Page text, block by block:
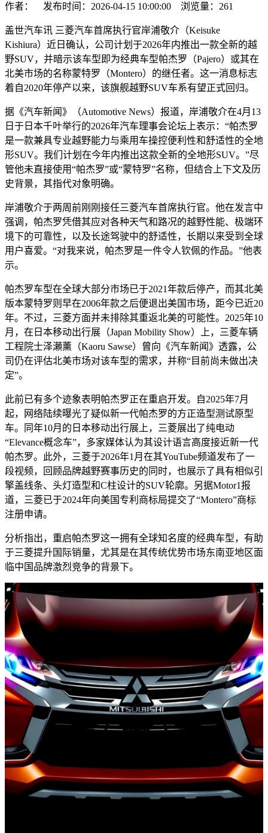
作者： 发布时间：2026-04-15 10:00:00 浏览量： 261
盖世汽车讯 三菱汽车首席执行官岸浦敬介（Keisuke
Kishiura）近日确认，公司计划于2026年内推出一款全新的越
野SUV，并暗示该车型即为经典车型帕杰罗（Pajero）或其在
北美市场的名称蒙特罗（Montero）的继任者。这一消息标志
着自2020年停产以来，该旗舰越野SUV车系有望正式回归。
据《汽车新闻》（Automotive News）报道，岸浦敬介在4月13
日于日本千叶举行的2026年汽车理事会论坛上表示：“帕杰罗
是一款兼具专业越野能力与乘用车操控便利性和舒适性的全地
形SUV。我们计划在今年内推出这款全新的全地形SUV。”尽
管他未直接使用“帕杰罗”或“蒙特罗”名称，但结合上下文及历
史背景，其指代对象明确。
岸浦敬介于两周前刚刚接任三菱汽车首席执行官。他在发言中
强调，帕杰罗凭借其应对各种天气和路况的越野性能、极端环
境下的可靠性，以及长途驾驶中的舒适性，长期以来受到全球
用户喜爱。“对我来说，帕杰罗是一件令人钦佩的作品。”他表
示。
帕杰罗车型在全球大部分市场已于2021年款后停产，而其北美
版本蒙特罗则早在2006年款之后便退出美国市场，距今已近20
年。不过，三菱方面并未排除其重返北美的可能性。2025年10
月，在日本移动出行展（Japan Mobility Show）上，三菱车辆
工程院士泽瀬薰（Kaoru Sawse）曾向《汽车新闻》透露，公
司仍在评估北美市场对该车型的需求，并称“目前尚未做出决
定”。
此前已有多个迹象表明帕杰罗正在重启开发。自2025年7月
起，网络陆续曝光了疑似新一代帕杰罗的方正造型测试原型
车。同年10月的日本移动出行展上，三菱展出了纯电动
“Elevance概念车”，多家媒体认为其设计语言高度接近新一代
帕杰罗。此外，三菱于2026年1月在其YouTube频道发布了一
段视频，回顾品牌越野赛事历史的同时，也展示了具有相似引
擎盖线条、头灯造型和C柱设计的SUV轮廓。另据Motor1报
道，三菱已于2024年向美国专利商标局提交了“Montero”商标
注册申请。
分析指出，重启帕杰罗这一拥有全球知名度的经典车型，有助
于三菱提升国际销量，尤其是在其传统优势市场东南亚地区面
临中国品牌激烈竞争的背景下。